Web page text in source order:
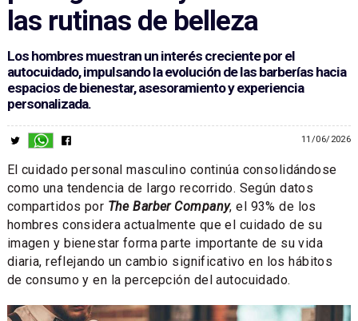
las rutinas de belleza
Los hombres muestran un interés creciente por el
autocuidado, impulsando la evolución de las barberías hacia
espacios de bienestar, asesoramiento y experiencia
personalizada.
11/06/2026
El cuidado personal masculino continúa consolidándose
como una tendencia de largo recorrido. Según datos
compartidos por The Barber Company, el 93% de los
hombres considera actualmente que el cuidado de su
imagen y bienestar forma parte importante de su vida
diaria, reflejando un cambio significativo en los hábitos
de consumo y en la percepción del autocuidado.